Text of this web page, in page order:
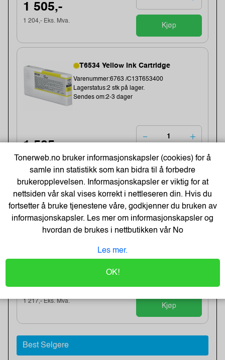
1 505,-
1 204,- Eks. Mva.
Kjøp
T6534 Yellow Ink Cartridge
Varenummer:6763 /C13T653400
Lagerstatus:2 stk på lager.
Sendes om:2-3 dager
1 505,-
1 204,- Eks. Mva.
Kjøp
T6538 Matte Black Ink Cartridge
Varenummer:6769 /C13T653800
Lagerstatus:Ingen på lager.
Lagerdato:14 dager
Produktet kan ikke bli returnert eller ka...
1 521,-
1 217,- Eks. Mva.
Kjøp
Best Selgere
Tonerweb.no bruker informasjonskapsler (cookies) for å
samle inn statistikk som kan bidra til å forbedre
brukeropplevelsen. Informasjonskapsler er viktig for at
nettsiden vår skal vises korrekt i nettleseren din. Hvis du
fortsetter å bruke tjenestene våre, godkjenner du bruken av
informasjonskapsler. Les mer om informasjonskapsler og
hvordan de brukes i nettbutikken vårNo
Les mer.
OK!